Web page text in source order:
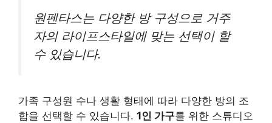
원펜타스는 다양한 방 구성으로 거주
자의 라이프스타일에 맞는 선택이 할
수 있습니다.
가족 구성원 수나 생활 형태에 따라 다양한 방의 조
합을 선택할 수 있습니다. 1인 가구를 위한 스튜디오